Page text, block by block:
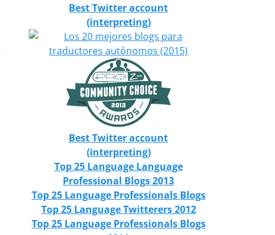
Best Twitter account
(interpreting)
Best Twitter account
(interpreting)
Top 25 Language Language
Professional Blogs 2013
Top 25 Language Professionals Blogs
Top 25 Language Twitterers 2012
Top 25 Language Professionals Blogs